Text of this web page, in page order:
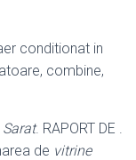
conditionat in
combine,
. RAPORT DE .
de vitrine